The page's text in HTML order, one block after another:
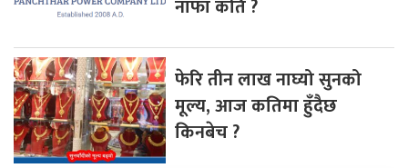
नाफा कति ?
फेरि तीन लाख नाघ्यो सुनको
मूल्य, आज कतिमा हुँदैछ
किनबेच ?